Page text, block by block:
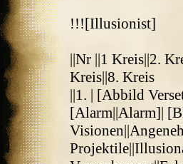
!!![Illusionist]
||Nr ||1 Kreis||2.
Kreis||8. Kreis
||1. | [Abbild
[Alarm||Alarm]|